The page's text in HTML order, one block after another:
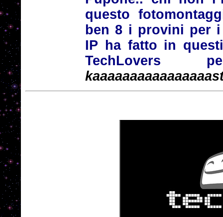
questo
ben 8 i provini per
IP ha fatto in
TechLovers